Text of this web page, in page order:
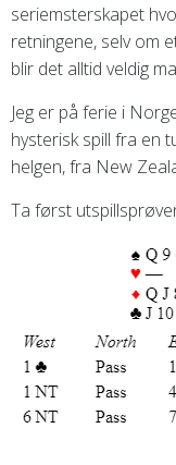
seriemsterskapet
retningene, selv om
blir det alltid veldig
Jeg er på ferie i
hysterisk spill fra en
helgen, fra New
Ta først